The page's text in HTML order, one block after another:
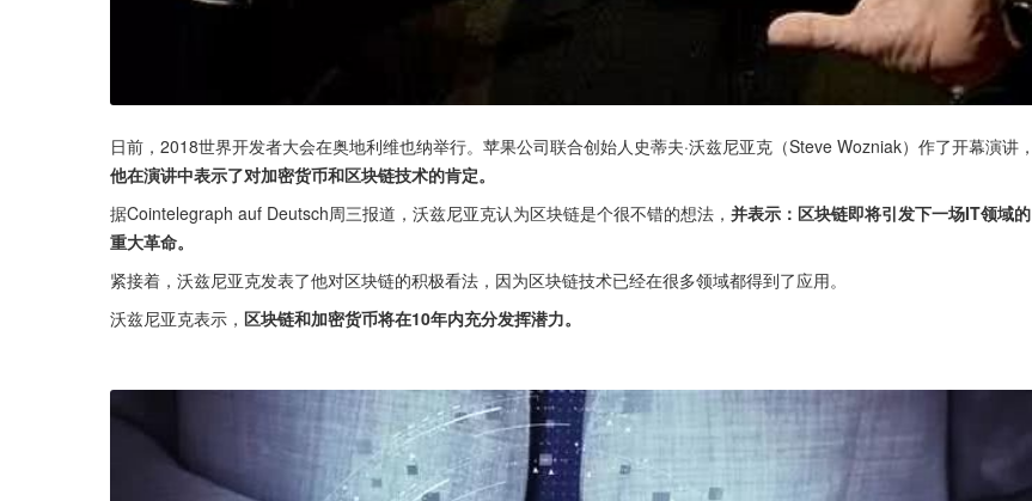
日前，2018世界开发者大会在奥地利维也纳举行。苹果公司联合创始人史蒂夫·沃兹尼亚克（Steve Wozniak）作了开幕演讲，
他在演讲中表示了对加密货币和区块链技术的肯定。
据Cointelegraph auf Deutsch周三报道，沃兹尼亚克认为区块链是个很不错的想法， 并表示：区块链即将引发下一场IT领域的
重大革命。
紧接着，沃兹尼亚克发表了他对区块链的积极看法，因为区块链技术已经在很多领域都得到了应用。
沃兹尼亚克表示， 区块链和加密货币将在10年内充分发挥潜力。